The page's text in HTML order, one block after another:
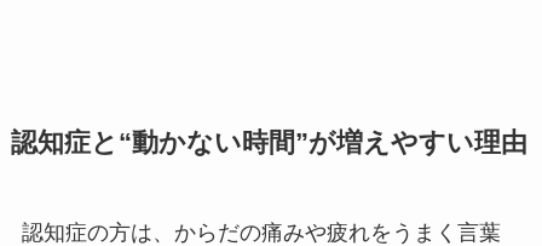
認知症と“動かない時間”が増えやすい理由
認知症の方は、からだの痛みや疲れをうまく言葉